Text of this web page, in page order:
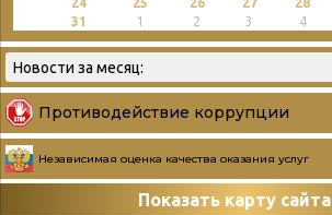
31
1 2 3 4
Противодействие коррупции
Независимая оценка качества оказания услуг
Показать карту сайта